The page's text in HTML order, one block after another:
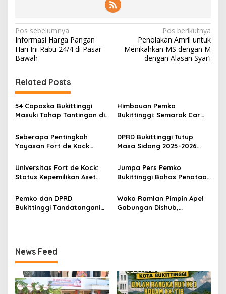
N
a
v
i
g
a
s
i
p
s
Pos sebelumnya
Informasi Harga Pangan
Hari Ini Rabu 24/4 di Pasar
Bawah
Pos berikutnya
Penolakan Amril untuk
Menikahkan MS dengan M
dengan Alasan Syar’i
Related Posts
54 Capaska Bukittinggi
Masuki Tahap Tantingan di
Himbauan Pemko
Bukittinggi: Semarak Car
HUT ke I Komando Daerah
Militer (KODAM) XX/Tuanku
Imam Bonjol
Seberapa Pentingkah
Yayasan Fort de Kock
Perekonomian Masyarakat
Jam Gadang?
DPRD Bukittinggi Tutup
Masa Sidang 2025-2026
2026-2027, Wako Ramlan
Beri Apresiasi
Universitas Fort de Kock:
Status Kepemilikan Aset
Milik Yayasan Berdasarkan
Putusan Mahkamah Agung
Nomor 2108/K/Pdt/2022
Jumpa Pers Pemko
Bukittinggi Bahas Penataan
Kampus UFDK
Pemko dan DPRD
Bukittinggi Tandatangani
Wako Ramlan Pimpin Apel
Gabungan Dishub,
News Feed